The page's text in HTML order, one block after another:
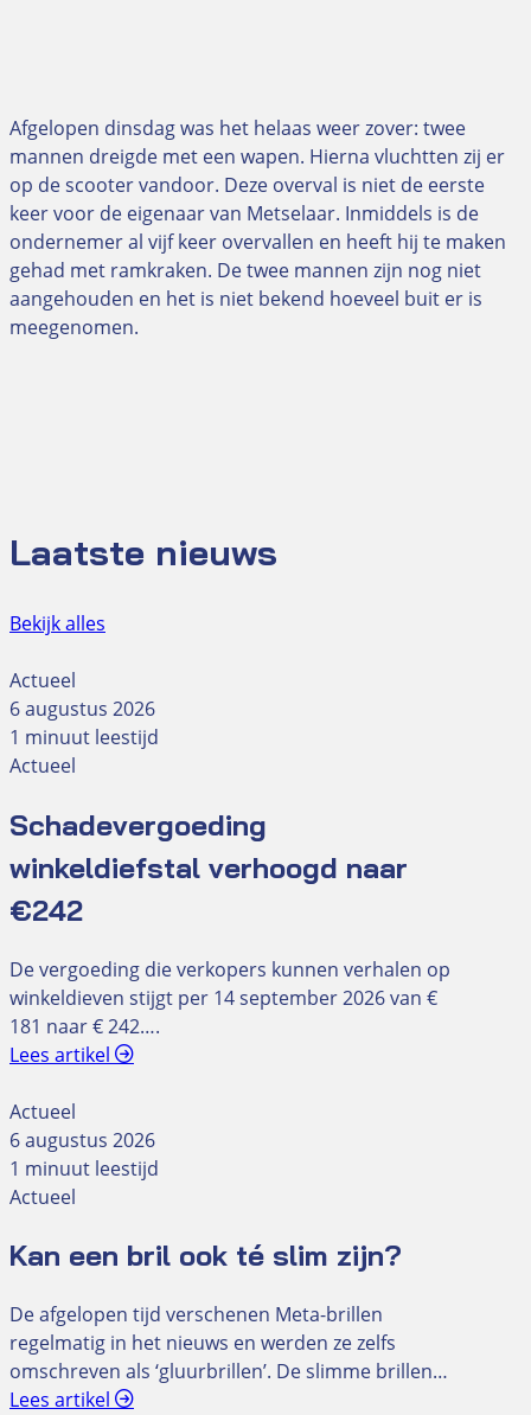
Afgelopen dinsdag was het helaas weer zover: twee
mannen dreigde met een wapen. Hierna vluchtten zij er
op de scooter vandoor. Deze overval is niet de eerste
keer voor de eigenaar van Metselaar. Inmiddels is de
ondernemer al vijf keer overvallen en heeft hij te maken
gehad met ramkraken. De twee mannen zijn nog niet
aangehouden en het is niet bekend hoeveel buit er is
meegenomen.
Laatste nieuws
Bekijk alles
Actueel
6 augustus 2026
1 minuut leestijd
Actueel
Schadevergoeding
winkeldiefstal verhoogd naar
€242
De vergoeding die verkopers kunnen verhalen op
winkeldieven stijgt per 14 september 2026 van €
181 naar € 242….
Lees artikel
Actueel
6 augustus 2026
1 minuut leestijd
Actueel
Kan een bril ook té slim zijn?
De afgelopen tijd verschenen Meta-brillen
regelmatig in het nieuws en werden ze zelfs
omschreven als ‘gluurbrillen’. De slimme brillen…
Lees artikel